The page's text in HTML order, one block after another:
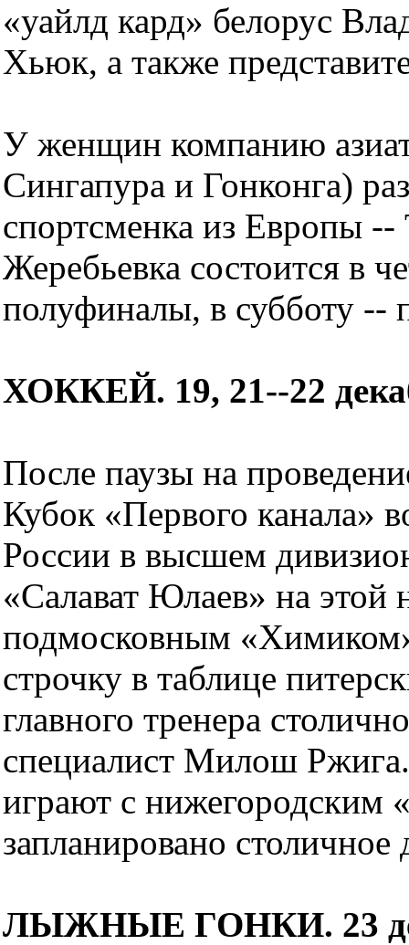
«уайлд кард» белорус
Хьюк, а также
У женщин компанию
Сингапура и Гонконга)
спортсменка из Европы
Жеребьевка состоится в
полуфиналы, в субботу --
ХОККЕЙ. 19, 21--22
После паузы на
Кубок «Первого канала»
России в высшем
«Салават Юлаев» на этой
подмосковным
строчку в таблице
главного тренера
специалист Милош
играют с нижегородским
запланировано
ЛЫЖНЫЕ ГОНКИ. 23